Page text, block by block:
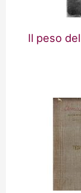
Il peso